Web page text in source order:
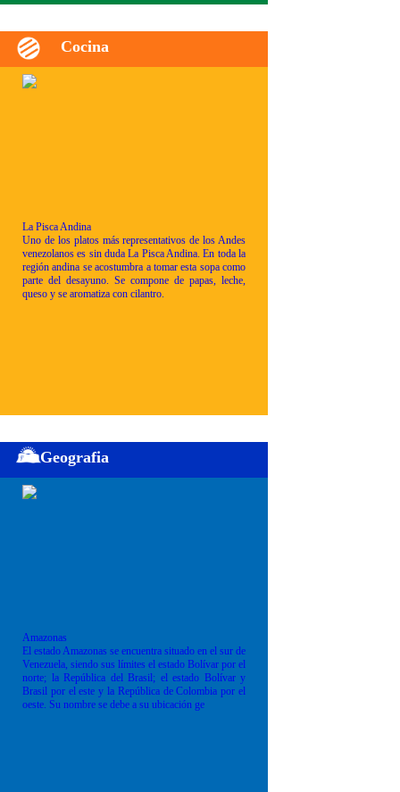
Cocina
La Pisca Andina
Uno de los platos más representativos de los Andes
venezolanos es sin duda La Pisca Andina. En toda la
región andina se acostumbra a tomar esta sopa como
parte del desayuno. Se compone de papas, leche,
queso y se aromatiza con cilantro.
Geografia
Amazonas
El estado Amazonas se encuentra situado en el sur de
Venezuela, siendo sus límites el estado Bolívar por el
norte; la República del Brasil; el estado Bolívar y
Brasil por el este y la República de Colombia por el
oeste. Su nombre se debe a su ubicación ge